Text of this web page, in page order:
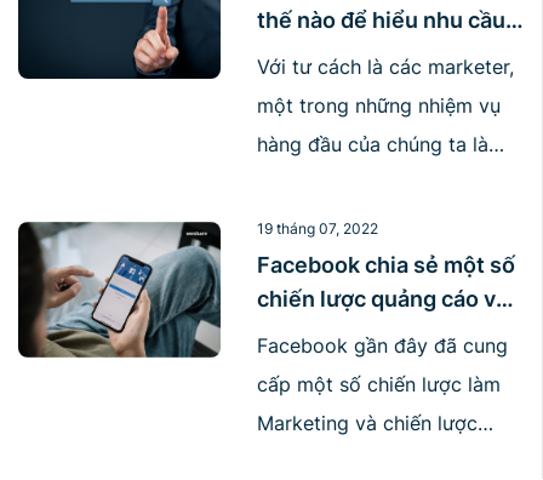
marketing trên TikTok. Được
chính thức ra mắt vào năm
2016 và có mặt trên toàn
cầu vào năm 2018, TikTok
thế nào để hiểu nhu cầu
khách hàng?
Với tư cách là các marketer,
một trong những nhiệm vụ
hàng đầu của chúng ta là
khách hàng đang gặp phải,
hay nói cách khác, chúng ta
cần tìm đủ mọi cách để đáp
ứng nhu cầu khách hàng và
mong muốn của họ. Tuy
nhiên, về mặt [...]
19 tháng 07, 2022
Facebook chia sẻ một số
chiến lược quảng cáo và
Marketing mới
Facebook gần đây đã cung
cấp một số chiến lược làm
Marketing và chiến lược